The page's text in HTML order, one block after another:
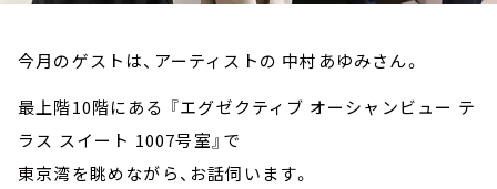
今月のゲストは、アーティストの 中村あゆみさん。
最上階10階にある 『エグゼクティブ オーシャンビュー テ
ラス スイート 1007号室』で
東京湾を眺めながら、お話伺います。